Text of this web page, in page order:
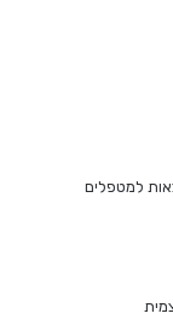
למטפלים